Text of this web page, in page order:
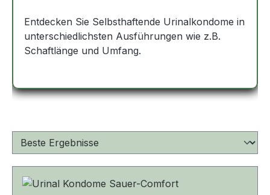
Entdecken Sie Selbsthaftende Urinalkondome in
unterschiedlichsten Ausführungen wie z.B.
Schaftlänge und Umfang.